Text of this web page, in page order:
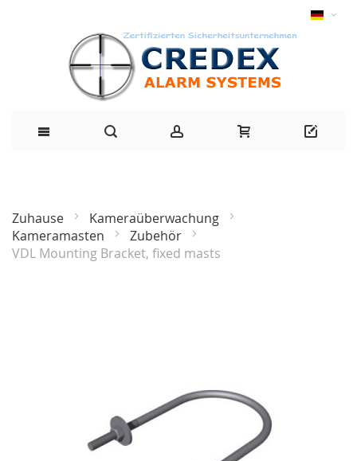
Zuhause
Kameraüberwachung
Kameramasten
Zubehör
VDL Mounting Bracket, fixed masts